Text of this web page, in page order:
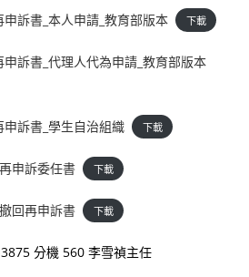
訴書_本人申請_教育部版本 下載
訴書_代理人代為申請_教育部版本
訴書_學生自治組織 下載
申訴委任書 下載
回再申訴書 下載
分機 560 李雪禎主任